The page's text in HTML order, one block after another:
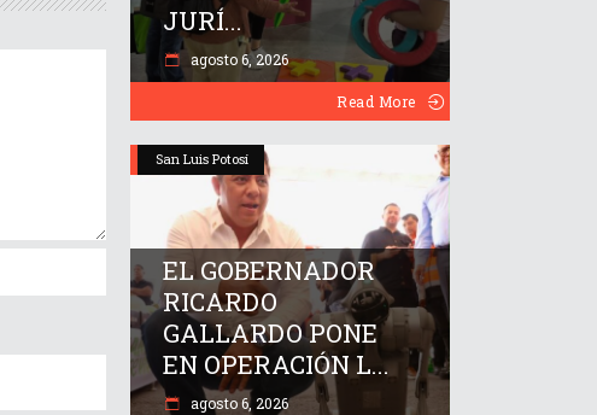
JURÍ...
agosto 6, 2026
Read More
San Luis Potosí
EL GOBERNADOR
RICARDO
GALLARDO PONE
EN OPERACIÓN L...
agosto 6, 2026